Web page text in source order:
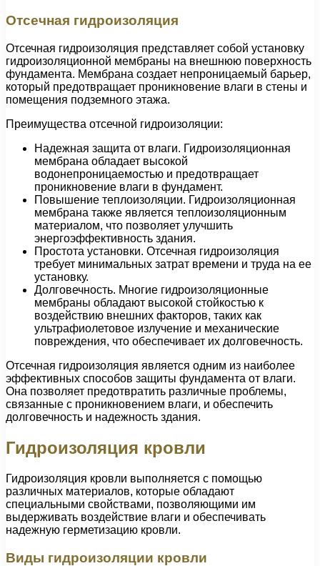
Отсечная гидроизоляция
Отсечная гидроизоляция представляет собой установку
гидроизоляционной мембраны на внешнюю поверхность
фундамента. Мембрана создает непроницаемый барьер,
который предотвращает проникновение влаги в стены и
помещения подземного этажа.
Преимущества отсечной гидроизоляции:
Надежная защита от влаги. Гидроизоляционная
мембрана обладает высокой
водонепроницаемостью и предотвращает
проникновение влаги в фундамент.
Повышение теплоизоляции. Гидроизоляционная
мембрана также является теплоизоляционным
материалом, что позволяет улучшить
энергоэффективность здания.
Простота установки. Отсечная гидроизоляция
требует минимальных затрат времени и труда на ее
установку.
Долговечность. Многие гидроизоляционные
мембраны обладают высокой стойкостью к
воздействию внешних факторов, таких как
ультрафиолетовое излучение и механические
повреждения, что обеспечивает их долговечность.
Отсечная гидроизоляция является одним из наиболее
эффективных способов защиты фундамента от влаги.
Она позволяет предотвратить различные проблемы,
связанные с проникновением влаги, и обеспечить
долговечность и надежность здания.
Гидроизоляция кровли
Гидроизоляция кровли выполняется с помощью
различных материалов, которые обладают
специальными свойствами, позволяющими им
выдерживать воздействие влаги и обеспечивать
надежную герметизацию кровли.
Виды гидроизоляции кровли